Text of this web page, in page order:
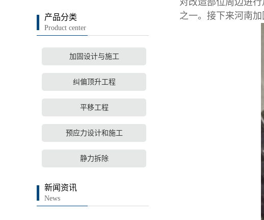
产品分类
Product center
加固设计与施工
纠偏顶升工程
平移工程
预应力设计和施工
静力拆除
新闻资讯
News
对改造部位周边进
之一。接下来河南